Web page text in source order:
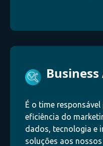
É o time
eficiência do
dados, tecnologia e
soluções aos